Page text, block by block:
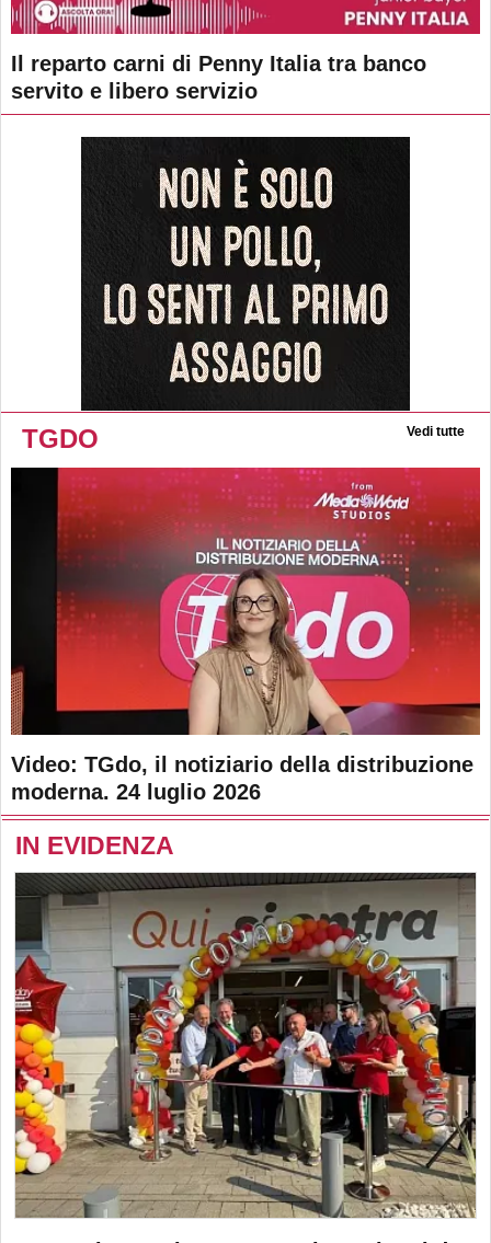
Il reparto carni di Penny Italia tra banco
servito e libero servizio
TGDO Vedi tutte
Video: TGdo, il notiziario della distribuzione
moderna. 24 luglio 2026
IN EVIDENZA